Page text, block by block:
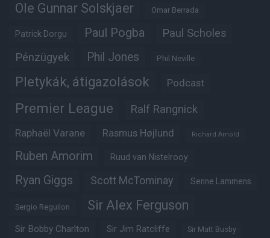
Ole Gunnar Solskjaer Omar Berrada
Patrick Dorgu Paul Pogba Paul Scholes
Pénzügyek Phil Jones Phil Neville
Pletykák, átigazolások Podcast
Premier League Ralf Rangnick
Raphaël Varane Rasmus Højlund Richard Arnold
Ruben Amorim Ruud van Nistelrooy
Ryan Giggs Scott McTominay Senne Lammens
Sergio Reguilon Sir Alex Ferguson
Sir Bobby Charlton Sir Jim Ratcliffe Sir Matt Busby